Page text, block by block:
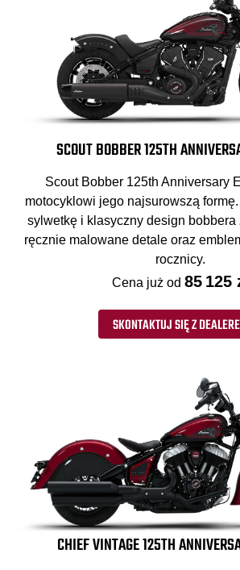
SCOUT BOBBER 125TH
Scout Bobber 125th Anniversary
motocyklowi jego najsurowszą
sylwetkę i klasyczny design bobbera
ręcznie malowane detale oraz
rocznicy.
Cena już od 85 125
SKONTAKTUJ SIĘ Z
CHIEF VINTAGE 125TH